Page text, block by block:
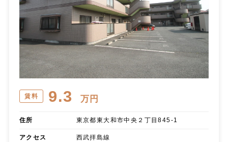
賃料 9.3 万円
住所 東京都東大和市中央２丁目845-1
アクセス
西武拝島線